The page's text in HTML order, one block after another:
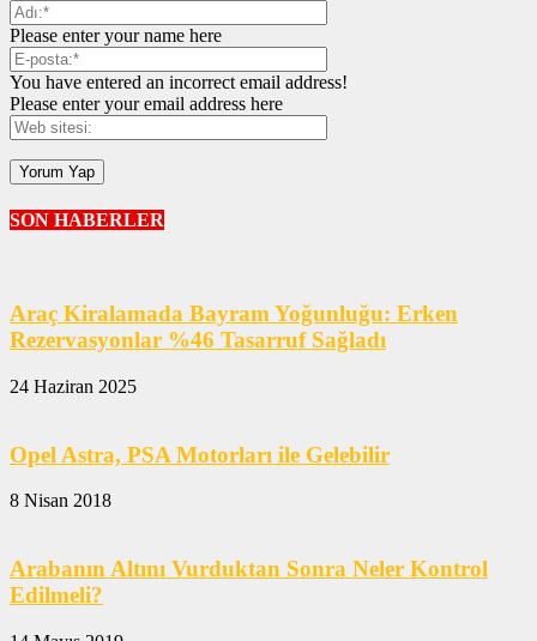
Please enter your name here
You have entered an incorrect email address!
Please enter your email address here
SON HABERLER
Araç Kiralamada Bayram Yoğunluğu: Erken
Rezervasyonlar %46 Tasarruf Sağladı
24 Haziran 2025
Opel Astra, PSA Motorları ile Gelebilir
8 Nisan 2018
Arabanın Altını Vurduktan Sonra Neler Kontrol
Edilmeli?